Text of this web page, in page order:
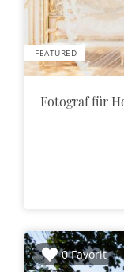
FEATURED
Fotograf für
0 Favorit